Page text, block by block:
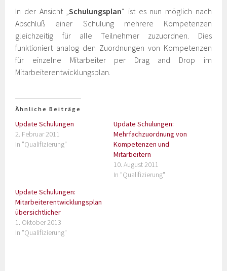
In der Ansicht „Schulungsplan“ ist es nun möglich nach
Abschluß einer Schulung mehrere Kompetenzen
gleichzeitig für alle Teilnehmer zuzuordnen. Dies
funktioniert analog den Zuordnungen von Kompetenzen
für einzelne Mitarbeiter per Drag and Drop im
Mitarbeiterentwicklungsplan.
Ähnliche Beiträge
Update Schulungen
2. Februar 2011
In "Qualifizierung"
Update Schulungen:
Mehrfachzuordnung von
Kompetenzen und
Mitarbeitern
10. August 2011
In "Qualifizierung"
Update Schulungen:
Mitarbeiterentwicklungsplan
übersichtlicher
1. Oktober 2013
In "Qualifizierung"